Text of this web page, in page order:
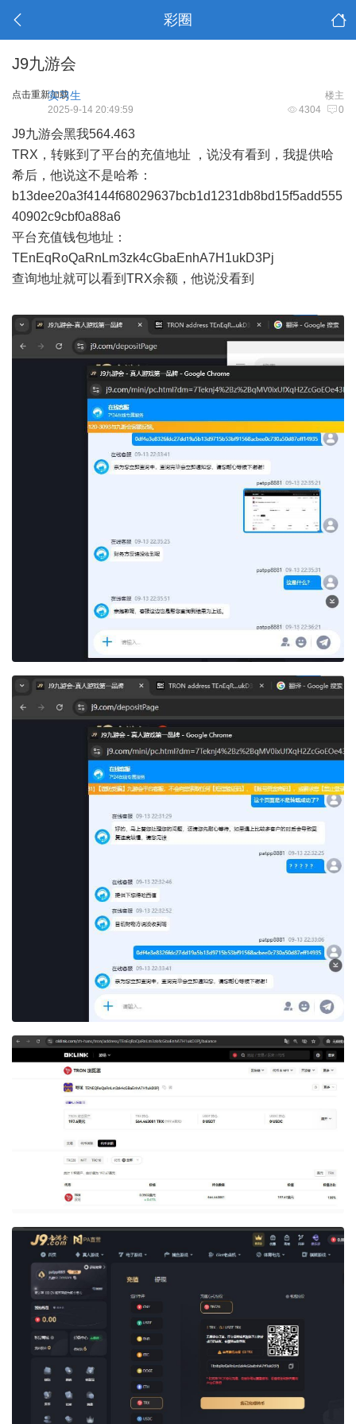
彩圈
J9九游会
点击重新加载 楼主
实习生
4304 0
2025-9-14 20:49:59
J9九游会黑我564.463
TRX，转账到了平台的充值地址 ，说没有看到，我提供哈
希后，他说这不是哈希：
b13dee20a3f4144f68029637bcb1d1231db8bd15f5add555
40902c9cbf0a88a6
平台充值钱包地址：
TEnEqRoQaRnLm3zk4cGbaEnhA7H1ukD3Pj
查询地址就可以看到TRX余额，他说没看到